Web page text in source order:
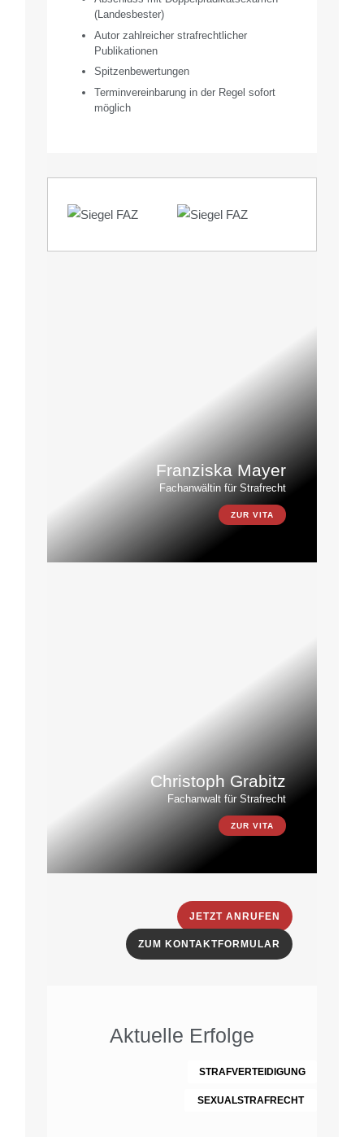
(Landesbester)
Autor zahlreicher strafrechtlicher
Publikationen
Spitzenbewertungen
Terminvereinbarung in der Regel sofort
möglich
Franziska Mayer
Fachanwältin für Strafrecht
ZUR VITA
Christoph Grabitz
Fachanwalt für Strafrecht
ZUR VITA
JETZT ANRUFEN
ZUM KONTAKTFORMULAR
Aktuelle Erfolge
STRAFVERTEIDIGUNG
SEXUALSTRAFRECHT